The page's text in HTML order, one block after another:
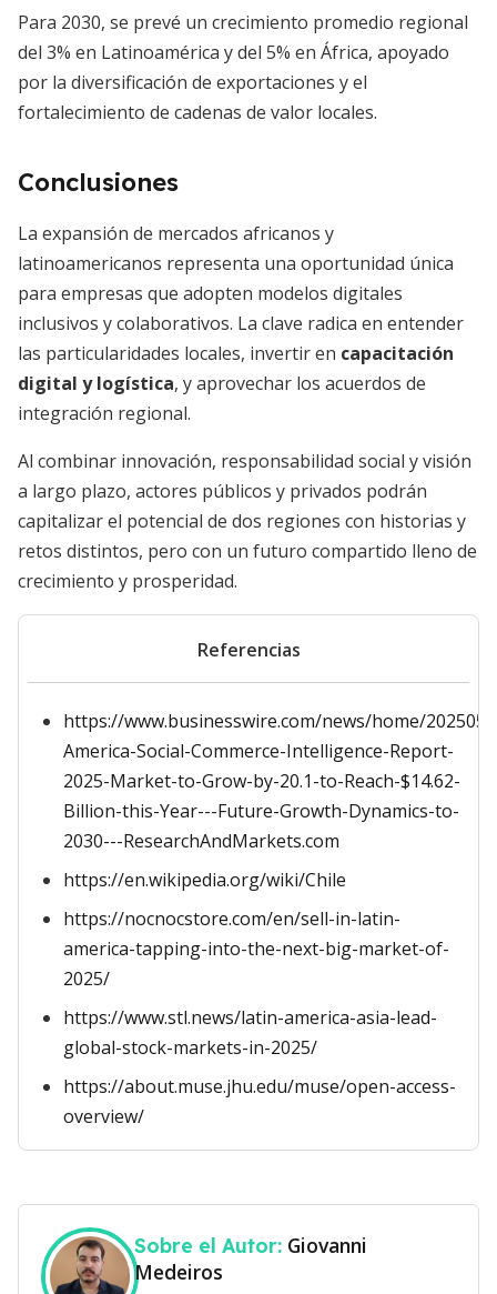
Para 2030, se prevé un crecimiento promedio regional
del 3% en Latinoamérica y del 5% en África, apoyado
por la diversificación de exportaciones y el
fortalecimiento de cadenas de valor locales.
Conclusiones
La expansión de mercados africanos y
latinoamericanos representa una oportunidad única
para empresas que adopten modelos digitales
inclusivos y colaborativos. La clave radica en entender
las particularidades locales, invertir en capacitación
digital y logística, y aprovechar los acuerdos de
integración regional.
Al combinar innovación, responsabilidad social y visión
a largo plazo, actores públicos y privados podrán
capitalizar el potencial de dos regiones con historias y
retos distintos, pero con un futuro compartido lleno de
crecimiento y prosperidad.
Referencias
https://www.businesswire.com/news/home/
America-Social-Commerce-Intelligence-Report-
2025-Market-to-Grow-by-20.1-to-Reach-$14.62-
Billion-this-Year---Future-Growth-Dynamics-to-
2030---ResearchAndMarkets.com
https://en.wikipedia.org/wiki/Chile
https://nocnocstore.com/en/sell-in-latin-
america-tapping-into-the-next-big-market-of-
2025/
https://www.stl.news/latin-america-asia-lead-
global-stock-markets-in-2025/
https://about.muse.jhu.edu/muse/open-access-
overview/
Sobre el Autor: Giovanni
Medeiros